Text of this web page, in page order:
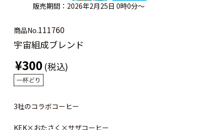
販売期間：2026年2月25日 0時0分～
商品No.111760
宇宙組成ブレンド
¥300 (税込)
3社のコラボコーヒー
KEK×おたさく×サザコーヒー